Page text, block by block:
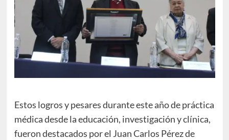
Estos logros y pesares durante este año de práctica
médica desde la educación, investigación y clínica,
fueron destacados por el Juan Carlos Pérez de